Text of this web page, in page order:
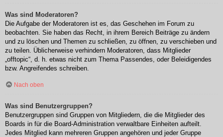
Was sind Moderatoren?
Die Aufgabe der Moderatoren ist es, das Geschehen im Forum zu
beobachten. Sie haben das Recht, in ihrem Bereich Beiträge zu ändern
und zu löschen und Themen zu schließen, zu öffnen, zu verschieben und
zu teilen. Üblicherweise verhindern Moderatoren, dass Mitglieder
„offtopic“, d. h. etwas nicht zum Thema Passendes, oder Beleidigendes
bzw. Angreifendes schreiben.
Nach oben
Was sind Benutzergruppen?
Benutzergruppen sind Gruppen von Mitgliedern, die die Mitglieder des
Boards in für die Board-Administration verwaltbare Einheiten aufteilt.
Jedes Mitglied kann mehreren Gruppen angehören und jeder Gruppe